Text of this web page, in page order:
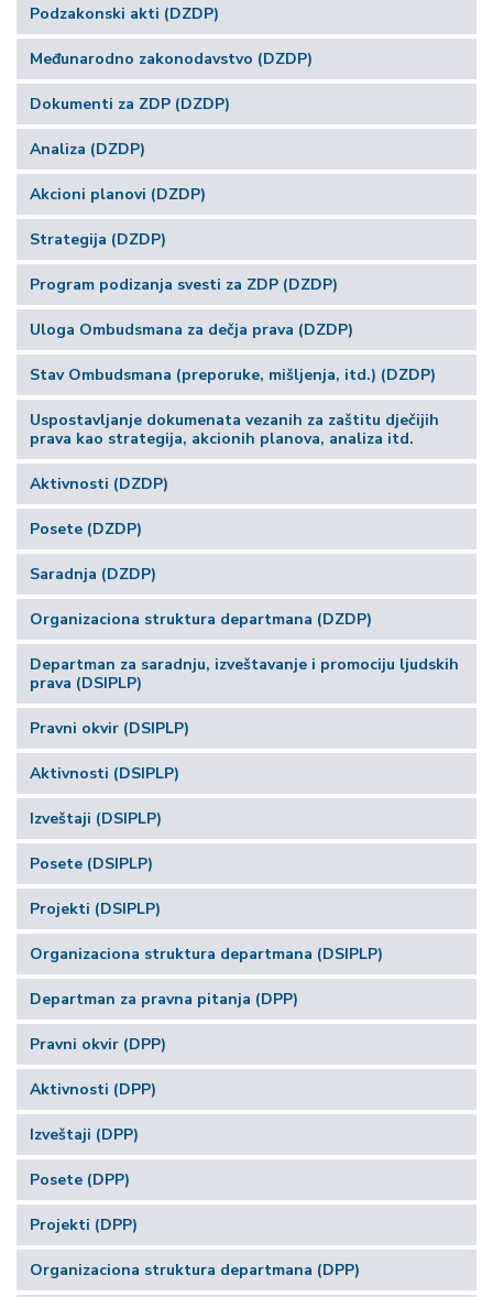
Podzakonski akti (DZDP)
Međunarodno zakonodavstvo (DZDP)
Dokumenti za ZDP (DZDP)
Analiza (DZDP)
Akcioni planovi (DZDP)
Strategija (DZDP)
Program podizanja svesti za ZDP (DZDP)
Uloga Ombudsmana za dečja prava (DZDP)
Stav Ombudsmana (preporuke, mišljenja, itd.) (DZDP)
Uspostavljanje dokumenata vezanih za zaštitu dječijih
prava kao strategija, akcionih planova, analiza itd.
Aktivnosti (DZDP)
Posete (DZDP)
Saradnja (DZDP)
Organizaciona struktura departmana (DZDP)
Departman za saradnju, izveštavanje i promociju ljudskih
prava (DSIPLP)
Pravni okvir (DSIPLP)
Aktivnosti (DSIPLP)
Izveštaji (DSIPLP)
Posete (DSIPLP)
Projekti (DSIPLP)
Organizaciona struktura departmana (DSIPLP)
Departman za pravna pitanja (DPP)
Pravni okvir (DPP)
Aktivnosti (DPP)
Izveštaji (DPP)
Posete (DPP)
Projekti (DPP)
Organizaciona struktura departmana (DPP)